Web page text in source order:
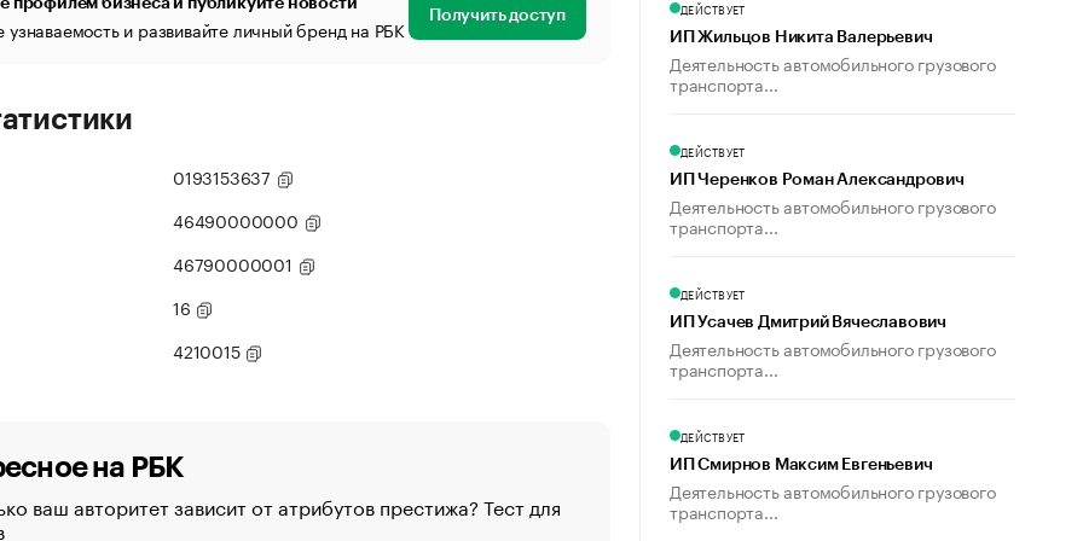
и развивайте личный бренд на РБК Получить доступ
0193153637
46490000000
46790000001
16
4210015
на РБК
ваш авторитет зависит от атрибутов престижа? Тест для
«От спорта тело стареет иначе». Как живет глава
создавшей GTA
ДЕЙСТВУЕТ
ИП Жильцов Никита Валерьевич
Деятельность автомобильного грузового
транспорта...
ДЕЙСТВУЕТ
ИП Черенков Роман Александрович
Деятельность автомобильного грузового
транспорта...
ДЕЙСТВУЕТ
ИП Усачев Дмитрий Вячеславович
Деятельность автомобильного грузового
транспорта...
ДЕЙСТВУЕТ
ИП Смирнов Максим Евгеньевич
Деятельность автомобильного грузового
транспорта...